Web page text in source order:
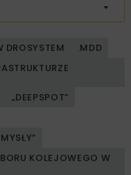
DROSYSTEM
.MDD
„DEEPSPOT”
KOLEJOWEGO W